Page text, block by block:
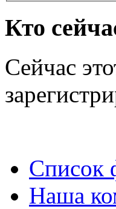
Кто
Сейчас
Список
Наша